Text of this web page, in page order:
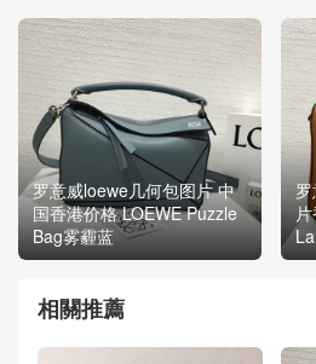
罗意威loewe几何包图片 中
国香港价格 LOEWE Puzzle
Bag雾霾蓝
相關推薦